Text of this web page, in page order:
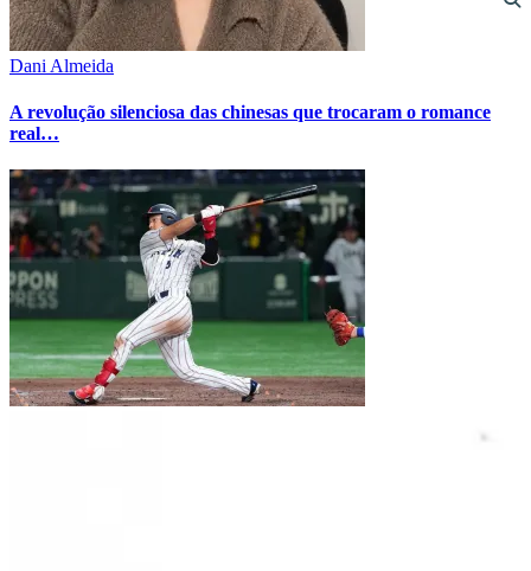
Dani Almeida
A revolução silenciosa das chinesas que trocaram o romance
real…